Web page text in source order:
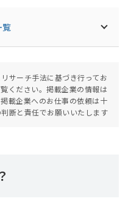
サーチ手法に基づき行ってお
ください。掲載企業の情報は
載企業へのお仕事の依頼は十
断と責任でお願いいたします